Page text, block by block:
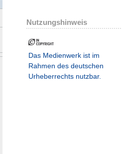
Nutzungshinweis
Das Medienwerk ist im
Rahmen des deutschen
Urheberrechts nutzbar.